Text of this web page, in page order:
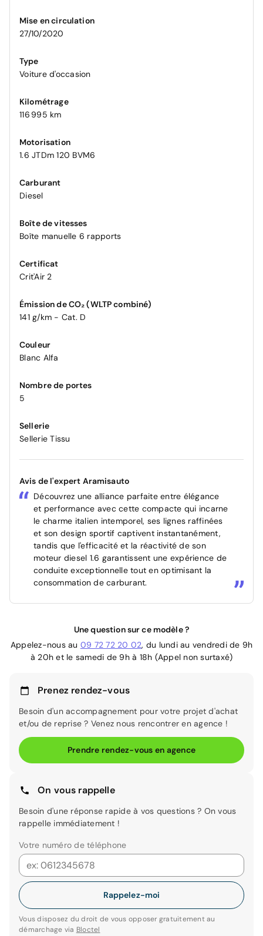
Mise en circulation
27/10/2020
Type
Voiture d'occasion
Kilométrage
116 995 km
Motorisation
1.6 JTDm 120 BVM6
Carburant
Diesel
Boîte de vitesses
Boîte manuelle 6 rapports
Certificat
Crit'Air 2
Émission de CO₂ (WLTP combiné)
141 g/km - Cat. D
Couleur
Blanc Alfa
Nombre de portes
5
Sellerie
Sellerie Tissu
Avis de l'expert Aramisauto
Découvrez une alliance parfaite entre élégance
et performance avec cette compacte qui incarne
le charme italien intemporel, ses lignes raffinées
et son design sportif captivent instantanément,
tandis que l'efficacité et la réactivité de son
moteur diesel 1.6 garantissent une expérience de
conduite exceptionnelle tout en optimisant la
consommation de carburant.
Une question sur ce modèle ?
Appelez-nous au 09 72 72 20 02, du lundi au vendredi de 9h
à 20h et le samedi de 9h à 18h (Appel non surtaxé)
Prenez rendez-vous
Besoin d'un accompagnement pour votre projet d'achat
et/ou de reprise ? Venez nous rencontrer en agence !
Prendre rendez-vous en agence
On vous rappelle
Besoin d'une réponse rapide à vos questions ? On vous
rappelle immédiatement !
Votre numéro de téléphone
Rappelez-moi
Vous disposez du droit de vous opposer gratuitement au
démarchage via Bloctel